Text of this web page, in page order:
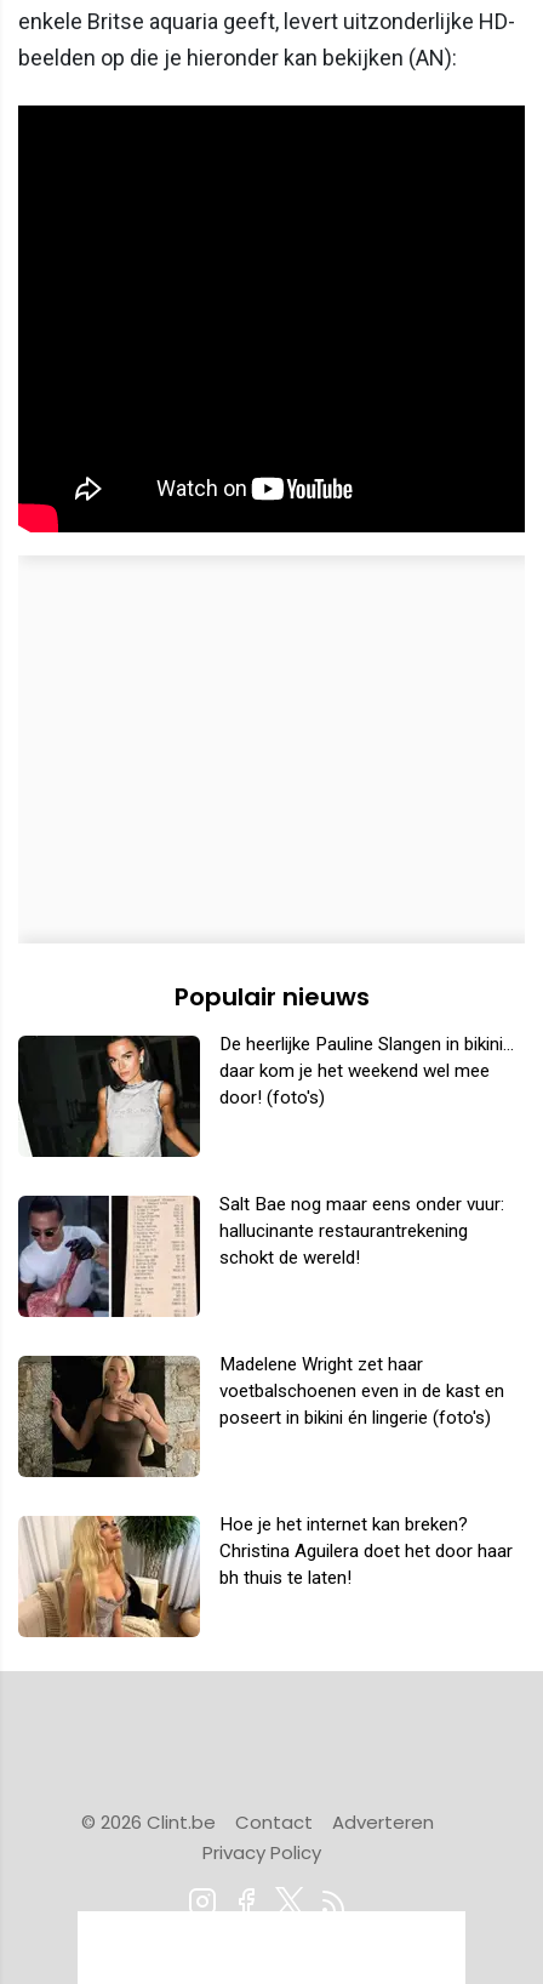
enkele Britse aquaria geeft, levert uitzonderlijke HD-
beelden op die je hieronder kan bekijken (AN):
Populair nieuws
De heerlijke Pauline Slangen in bikini...
daar kom je het weekend wel mee
door! (foto's)
Salt Bae nog maar eens onder vuur:
hallucinante restaurantrekening
schokt de wereld!
Madelene Wright zet haar
voetbalschoenen even in de kast en
poseert in bikini én lingerie (foto's)
Hoe je het internet kan breken?
Christina Aguilera doet het door haar
bh thuis te laten!
© 2026 Clint.be Contact
Adverteren
Privacy Policy